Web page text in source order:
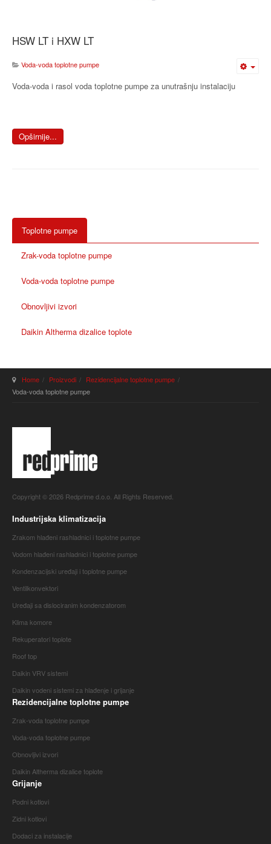
HSW LT i HXW LT
Voda-voda toplotne pumpe
Voda-voda i rasol voda toplotne pumpe za unutrašnju instalaciju
Opširnije...
Toplotne pumpe
Zrak-voda toplotne pumpe
Voda-voda toplotne pumpe
Obnovljivi izvori
Daikin Altherma dizalice toplote
Home Proizvodi
Rezidencijalne toplotne pumpe
Voda-voda toplotne pumpe
Copyright © 2026 Redprime d.o.o. All Rights Reserved.
Industrijska klimatizacija
Zrakom hlađeni rashladnici i toplotne pumpe
Vodom hlađeni rashladnici i toplotne pumpe
Kondenzacijski uređaji i toplotne pumpe
Ventilkonvektori
Uređaji sa dislociranim kondenzatorom
Klima komore
Rekuperatori toplote
Roof top
Daikin VRV sistemi
Daikin vodeni sistemi za hlađenje i grijanje
Rezidencijalne toplotne pumpe
Zrak-voda toplotne pumpe
Voda-voda toplotne pumpe
Obnovljivi izvori
Daikin Altherma dizalice toplote
Grijanje
Podni kotlovi
Zidni kotlovi
Dodaci za instalacije